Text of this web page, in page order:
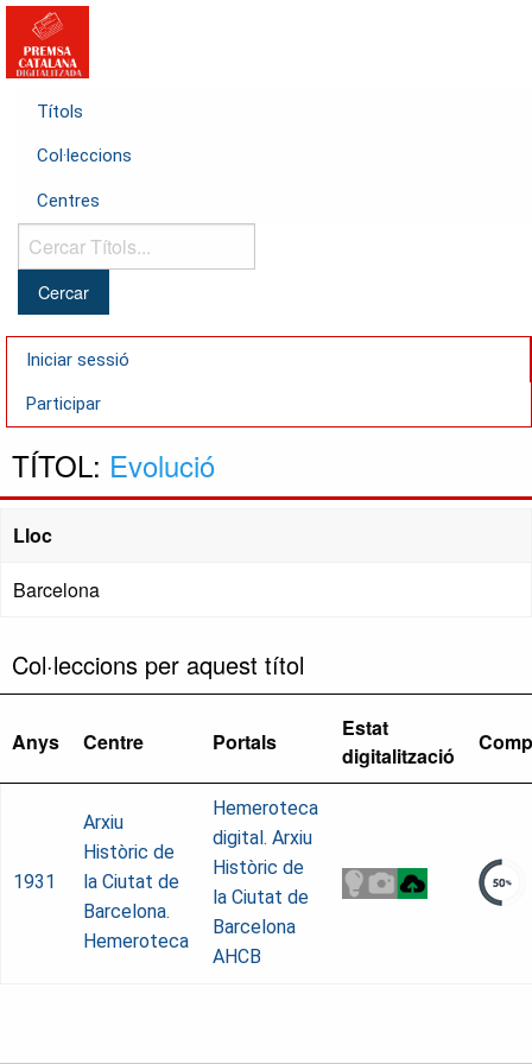
Títols
Col·leccions
Centres
Cercar
Títols...
Iniciar sessió
Participar
TÍTOL: Evolució
Lloc
Barcelona
Col·leccions per aquest títol
Anys Centre Portals
Estat
digitalització
1931
Arxiu
Històric de
la Ciutat de
Barcelona.
Hemeroteca
Hemeroteca
digital. Arxiu
Històric de
la Ciutat de
Barcelona
AHCB